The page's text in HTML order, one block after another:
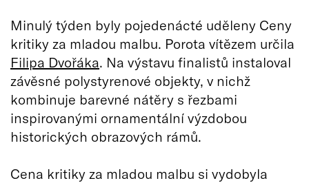
Minulý týden byly pojedenácté uděleny Ceny
kritiky za mladou malbu. Porota vítězem určila
Filipa Dvořáka. Na výstavu finalistů instaloval
závěsné polystyrenové objekty, v nichž
kombinuje barevné nátěry s řezbami
inspirovanými ornamentální výzdobou
historických obrazových rámů.
Cena kritiky za mladou malbu si vydobyla